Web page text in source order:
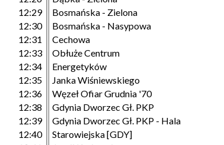
12:29
12:30
12:31
12:33
12:34
12:35
12:36
12:38
12:39
12:40
Bosmańska - Zielona
Bosmańska - Nasypowa
Cechowa
Obłuże Centrum
Energetyków
Janka Wiśniewskiego
Węzeł Ofiar Grudnia '70
Gdynia Dworzec Gł. PKP
Gdynia Dworzec Gł. PKP - Hala
Starowiejska [GDY]